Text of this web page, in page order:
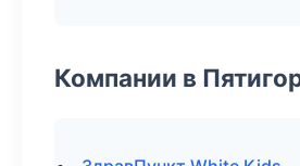
Компании в